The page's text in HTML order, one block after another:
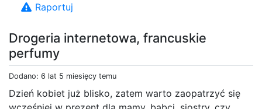
Drogeria internetowa, francuskie
perfumy
Dodano: 6 lat 5 miesięcy temu
Dzień kobiet już blisko, zatem warto zaopatrzyć się
Raportuj